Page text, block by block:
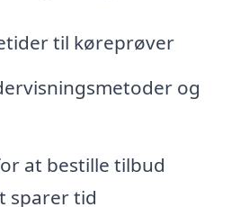
til køreprøver
og
at bestille tilbud
sparer tid